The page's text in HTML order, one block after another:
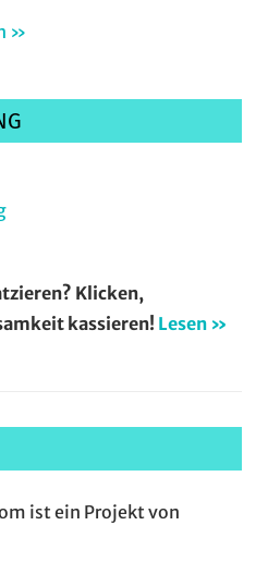
»
Klicken,
kassieren! Lesen »
ist ein Projekt von